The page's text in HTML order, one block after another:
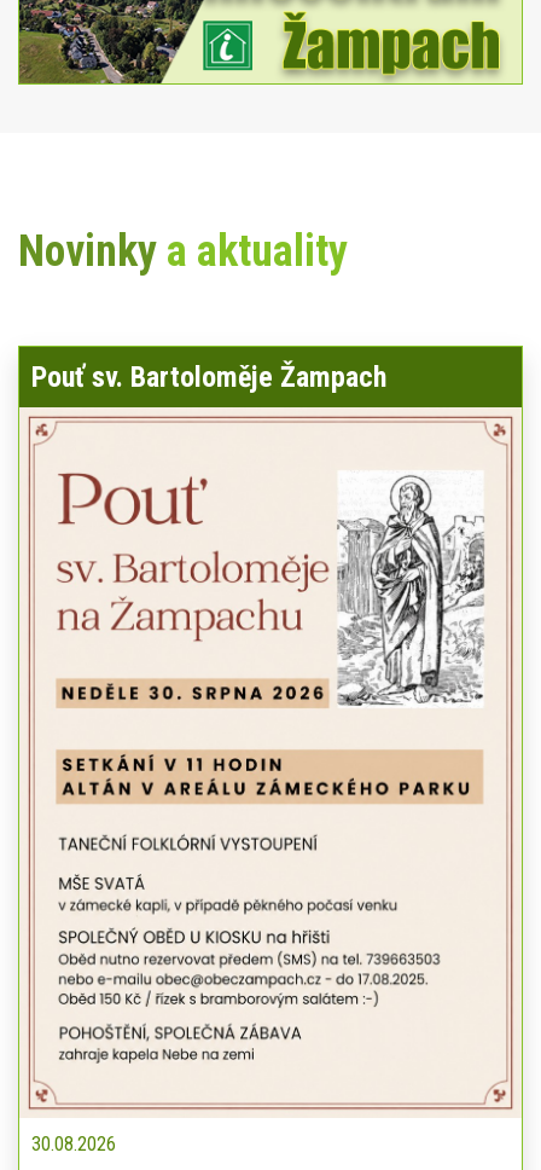
Novinky a aktuality
Pouť sv. Bartoloměje Žampach
30.08.2026